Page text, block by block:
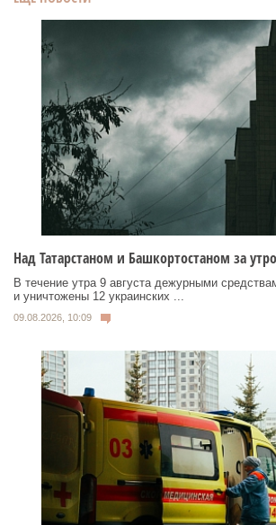
Над Татарстаном и Башкортостаном за
В течение утра 9 августа дежурными
и уничтожены 12 украинских ...
09.08.2026, 10:09